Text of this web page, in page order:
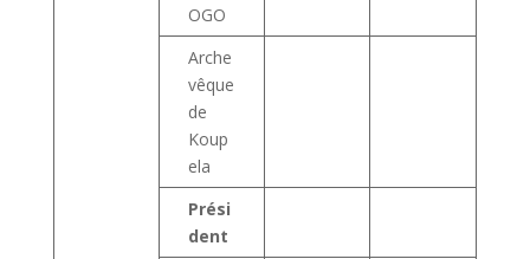
OGO
Arche
vêque
de
Koup
ela
Prési
dent